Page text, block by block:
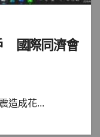
國際同濟會
造成花...